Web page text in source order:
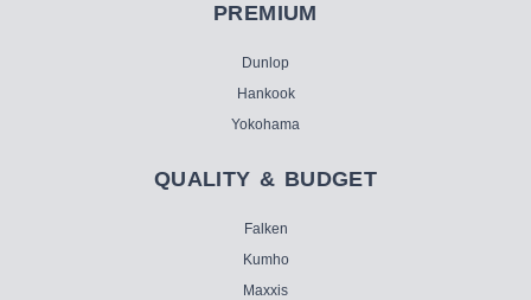
PREMIUM
Dunlop
Hankook
Yokohama
QUALITY & BUDGET
Falken
Kumho
Maxxis